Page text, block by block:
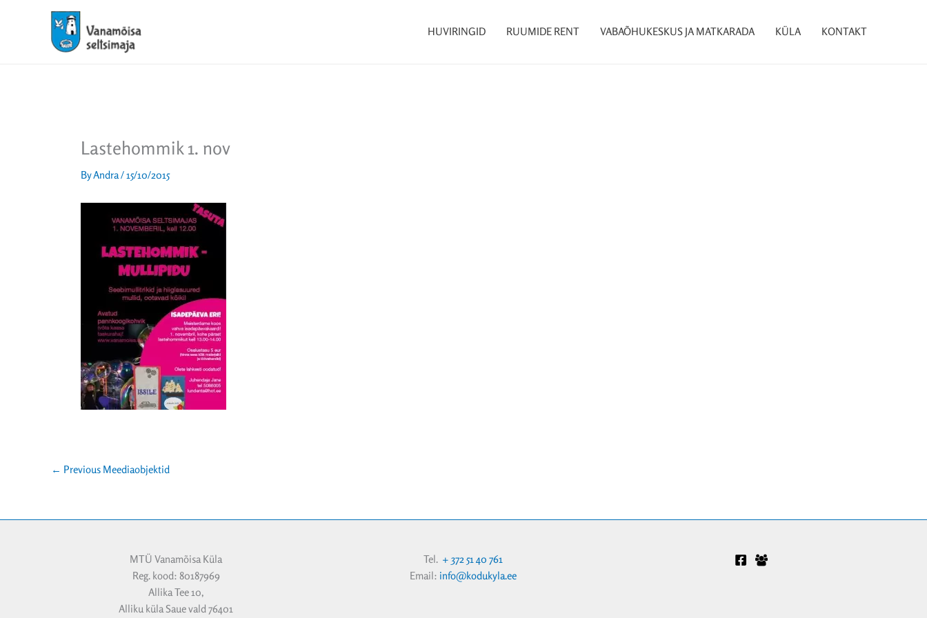
HUVIRINGID RUUMIDE RENT VABAÕHUKESKUS JA MATKARADA KÜLA KONTAKT
Lastehommik 1. nov
ByAndra/15/10/2015
← Previous Meediaobjektid
MTÜ Vanamõisa Küla
Reg. kood: 80187969
Allika Tee 10,
Alliku küla Saue vald 76401
Tel. + 372 51 40 761
Email: info@kodukyla.ee